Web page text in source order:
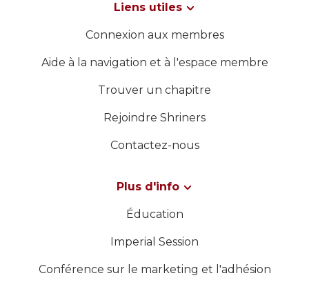
Liens utiles
Connexion aux membres
Aide à la navigation et à l'espace membre
Trouver un chapitre
Rejoindre Shriners
Contactez-nous
Plus d'info
Éducation
Imperial Session
Conférence sur le marketing et l'adhésion